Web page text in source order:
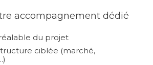
accompagnement dédié
du projet
ciblée (marché,